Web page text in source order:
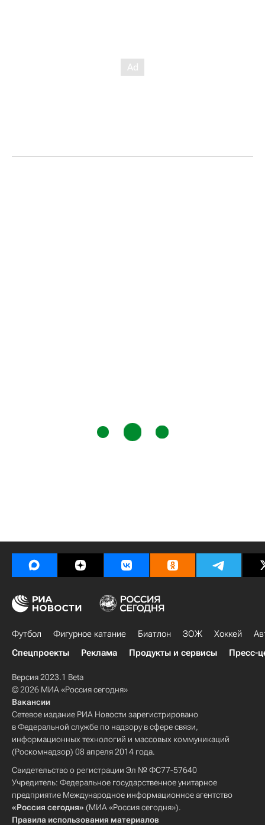
Футбол Фигурное катание Биатлон ЗОЖ Хоккей
Спецпроекты
Реклама Продукты и сервисы Пресс-
Версия 2023.1 Beta
© 2026 МИА «Россия сегодня»
Вакансии
Сетевое издание РИА Новости зарегистрировано
в Федеральной службе по надзору в сфере связи,
информационных технологий и массовых коммуникаций
(Роскомнадзор) 08 апреля 2014 года.
Свидетельство о регистрации Эл № ФС77-57640
Учредитель: Федеральное государственное унитарное
предприятие Международное информационное агентство
«Россия сегодня» (МИА «Россия сегодня»).
Правила использования материалов